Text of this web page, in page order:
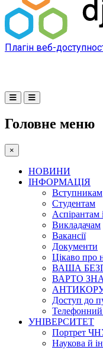
Плагін веб-
Головне меню
×
НОВИНИ
ІНФОРМАЦІЯ
Вступникам
Студентам
Аспірантам
Викладачам
Вакансії
Документи
Цікаво про
ВАША
ВАРТО
Доступ до
Телефонний
УНІВЕРСИТЕТ
Портрет
Наукова й